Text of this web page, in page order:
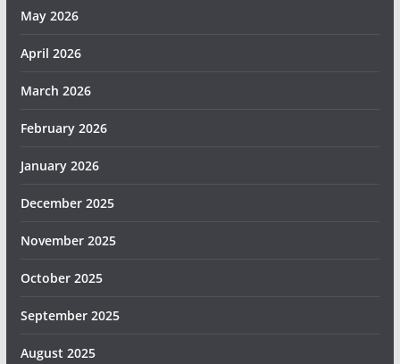
May 2026
April 2026
March 2026
February 2026
January 2026
December 2025
November 2025
October 2025
September 2025
August 2025